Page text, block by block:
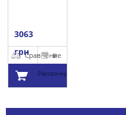
3063
грнСравнение
В
Рассрочку